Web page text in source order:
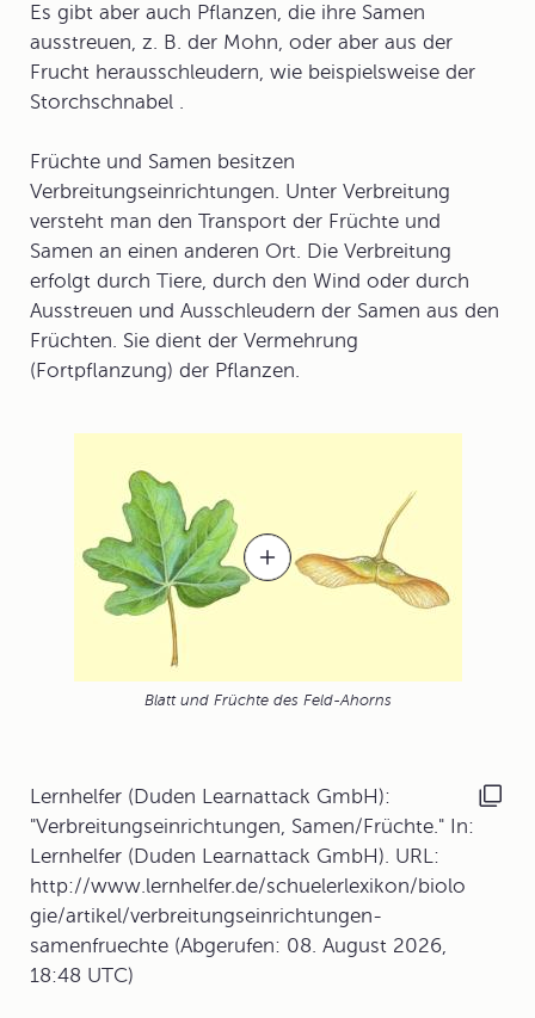
Es gibt aber auch Pflanzen, die ihre Samen
ausstreuen, z. B. der Mohn, oder aber aus der
Frucht herausschleudern, wie beispielsweise der
Storchschnabel .
Früchte und Samen besitzen
Verbreitungseinrichtungen. Unter Verbreitung
versteht man den Transport der Früchte und
Samen an einen anderen Ort. Die Verbreitung
erfolgt durch Tiere, durch den Wind oder durch
Ausstreuen und Ausschleudern der Samen aus den
Früchten. Sie dient der Vermehrung
(Fortpflanzung) der Pflanzen.
Blatt und Früchte des Feld-Ahorns
Lernhelfer (Duden Learnattack GmbH):
"Verbreitungseinrichtungen, Samen/Früchte." In:
Lernhelfer (Duden Learnattack GmbH). URL:
http://www.lernhelfer.de/schuelerlexikon/biolo
gie/artikel/verbreitungseinrichtungen-
samenfruechte (Abgerufen: 08. August 2026,
18:48 UTC)